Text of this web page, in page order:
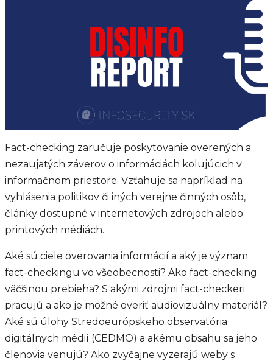
Fact-checking zaručuje poskytovanie overených a
nezaujatých záverov o informáciách kolujúcich v
informačnom priestore. Vzťahuje sa napríklad na
vyhlásenia politikov či iných verejne činných osôb,
články dostupné v internetových zdrojoch alebo
printových médiách.
Aké sú ciele overovania informácií a aký je význam
fact-checkingu vo všeobecnosti? Ako fact-checking
väčšinou prebieha? S akými zdrojmi fact-checkeri
pracujú a ako je možné overiť audiovizuálny materiál?
Aké sú úlohy Stredoeurópskeho observatória
digitálnych médií (CEDMO) a akému obsahu sa jeho
členovia venujú? Ako zvyčajne vyzerajú weby s